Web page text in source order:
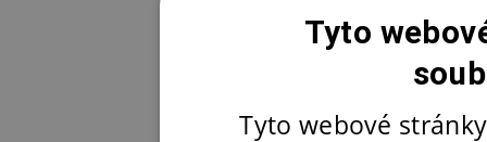
Tyto
Tyto webové